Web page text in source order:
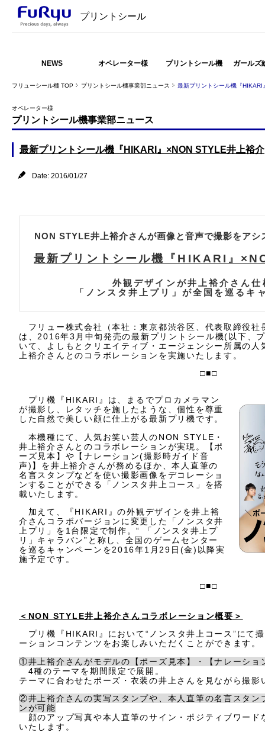
プリントシール
NEWS オペレーター様 プリントシール機 ガールズ
フリューシール機 TOP プリントシール機事業部ニュース 最新プリントシール機『
オペレーター様
プリントシール機事業部ニュース
最新プリントシール機『HIKARI』×NON STYLE井上裕介
Date: 2016/01/27
NON STYLE井上裕介さんが画像と音声で撮影をアシ
最新プリントシール機『HIKARI』
外観デザインが井上裕介さん仕
「ノンスタ井上プリ」が全国を巡るキ
フリュー株式会社（本社：東京都渋谷区、代表取締役社
は、2016年3月中旬発売の最新プリントシール機(以下、
いて、よしもとクリエイティブ・エージェンシー所属の
上裕介さんとのコラボレーションを実施いたします。
□■□
プリ機『HIKARI』は、まるでプロカメラマン
が撮影し、レタッチを施したような、個性を尊重
した自然で美しい顔に仕上がる最新プリ機です。
本機種にて、人気お笑い芸人のNON STYLE・
井上裕介さんとのコラボレーションが実現。【ポ
ーズ見本】や【ナレーション(撮影時ガイド音
声)】を井上裕介さんが務めるほか、本人直筆の
名言スタンプなどを使い撮影画像をデコレーショ
ンすることができる「ノンスタ井上コース」を搭
載いたします。
加えて、『HIKARI』の外観デザインを井上裕
介さんコラボバージョンに変更した「ノンスタ井
上プリ」を1台限定で制作。“ 「ノンスタ井上プ
リ」キャラバン”と称し、全国のゲームセンター
を巡るキャンペーンを2016年1月29日(金)以降実
施予定です。
□■□
＜NON STYLE井上裕介さんコラボレーション概要＞
プリ機『HIKARI』において“ノンスタ井上コース”にて
ーションコンテンツをお楽しみいただくことができます。
①井上裕介さんがモデルの【ポーズ見本】・【ナレーシ
4種のテーマを期間限定で展開。
テーマに合わせたポーズ・衣装の井上さんを見ながら撮影
②井上裕介さんの実写スタンプや、本人直筆の名言スタン
ンが可能
顔のアップ写真や本人直筆のサイン・ポジティブワード
いたします。